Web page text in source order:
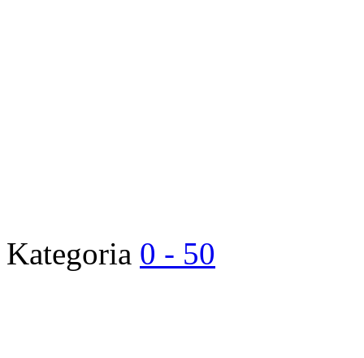
Kategoria 0 - 50